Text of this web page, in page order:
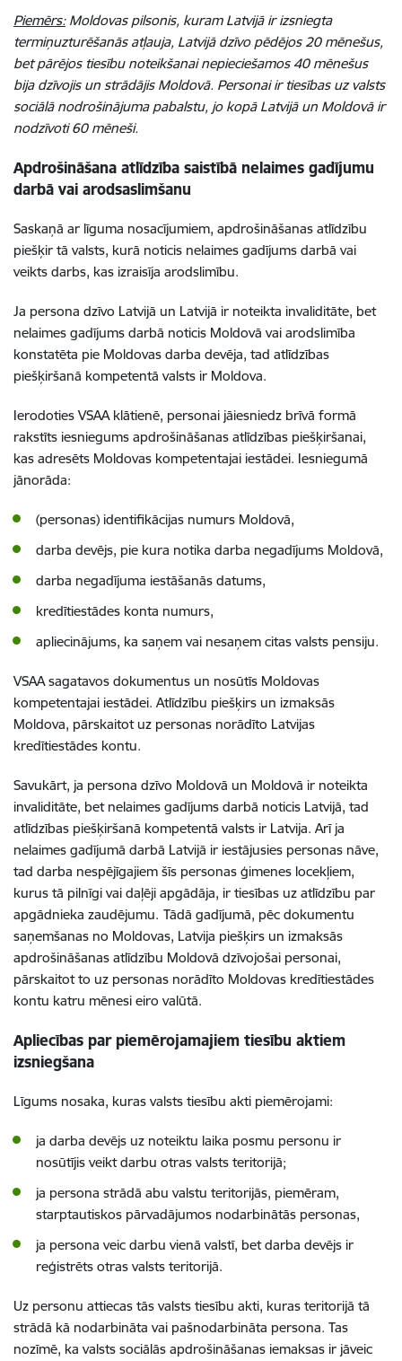
Piemērs:Moldovas pilsonis, kuram Latvijā ir izsniegta
termiņuzturēšanās atļauja, Latvijā dzīvo pēdējos 20 mēnešus,
bet pārējos tiesību noteikšanai nepieciešamos 40 mēnešus
bija dzīvojis un strādājis Moldovā. Personai ir tiesības uz valsts
sociālā nodrošinājuma pabalstu, jo kopā Latvijā un Moldovā ir
nodzīvoti 60 mēneši.
Apdrošināšana atlīdzība saistībā nelaimes gadījumu
darbā vai arodsaslimšanu
Saskaņā ar līguma nosacījumiem, apdrošināšanas atlīdzību
piešķir tā valsts, kurā noticis nelaimes gadījums darbā vai
veikts darbs, kas izraisīja arodslimību.
Ja persona dzīvo Latvijā un Latvijā ir noteikta invaliditāte, bet
nelaimes gadījums darbā noticis Moldovā vai arodslimība
konstatēta pie Moldovas darba devēja, tad atlīdzības
piešķiršanā kompetentā valsts ir Moldova.
Ierodoties VSAA klātienē, personai jāiesniedz brīvā formā
rakstīts iesniegums apdrošināšanas atlīdzības piešķiršanai,
kas adresēts Moldovas kompetentajai iestādei. Iesniegumā
jānorāda:
(personas) identifikācijas numurs Moldovā,
darba devējs, pie kura notika darba negadījums Moldovā,
darba negadījuma iestāšanās datums,
kredītiestādes konta numurs,
apliecinājums, ka saņem vai nesaņem citas valsts pensiju.
VSAA sagatavos dokumentus un nosūtīs Moldovas
kompetentajai iestādei. Atlīdzību piešķirs un izmaksās
Moldova, pārskaitot uz personas norādīto Latvijas
kredītiestādes kontu.
Savukārt, ja persona dzīvo Moldovā un Moldovā ir noteikta
invaliditāte, bet nelaimes gadījums darbā noticis Latvijā, tad
atlīdzības piešķiršanā kompetentā valsts ir Latvija. Arī ja
nelaimes gadījumā darbā Latvijā ir iestājusies personas nāve,
tad darba nespējīgajiem šīs personas ģimenes locekļiem,
kurus tā pilnīgi vai daļēji apgādāja, ir tiesības uz atlīdzību par
apgādnieka zaudējumu. Tādā gadījumā, pēc dokumentu
saņemšanas no Moldovas, Latvija piešķirs un izmaksās
apdrošināšanas atlīdzību Moldovā dzīvojošai personai,
pārskaitot to uz personas norādīto Moldovas kredītiestādes
kontu katru mēnesi eiro valūtā.
Apliecības par piemērojamajiem tiesību aktiem
izsniegšana
Līgums nosaka, kuras valsts tiesību akti piemērojami:
ja darba devējs uz noteiktu laika posmu personu ir
nosūtījis veikt darbu otras valsts teritorijā;
ja persona strādā abu valstu teritorijās, piemēram,
starptautiskos pārvadājumos nodarbinātās personas,
ja persona veic darbu vienā valstī, bet darba devējs ir
reģistrēts otras valsts teritorijā.
Uz personu attiecas tās valsts tiesību akti, kuras teritorijā tā
strādā kā nodarbināta vai pašnodarbināta persona. Tas
nozīmē, ka valsts sociālās apdrošināšanas iemaksas ir jāveic